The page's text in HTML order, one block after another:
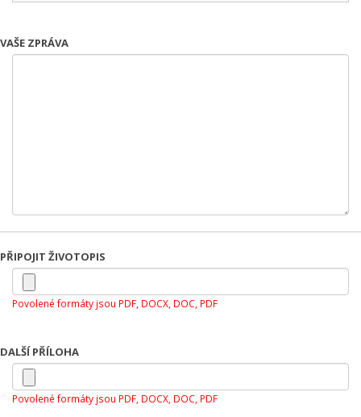
VAŠE ZPRÁVA
PŘIPOJIT ŽIVOTOPIS
Povolené formáty jsou PDF, DOCX, DOC, PDF
DALŠÍ PŘÍLOHA
Povolené formáty jsou PDF, DOCX, DOC, PDF